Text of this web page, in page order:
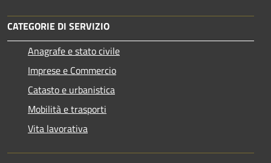
CATEGORIE DI SERVIZIO
Anagrafe e stato civile
Imprese e Commercio
Catasto e urbanistica
Mobilità e trasporti
Vita lavorativa